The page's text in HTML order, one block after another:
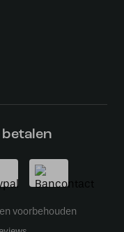
voorbehouden